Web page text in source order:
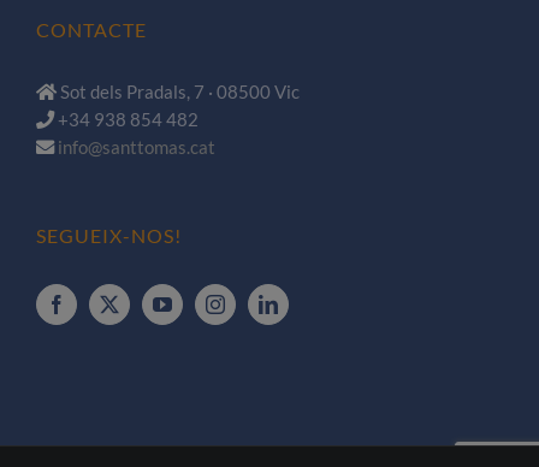
CONTACTE
Sot dels Pradals, 7 · 08500 Vic
+34 938 854 482
info@santtomas.cat
SEGUEIX-NOS!